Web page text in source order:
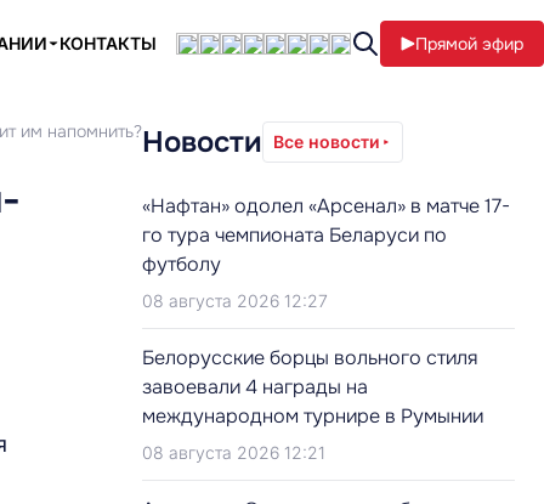
КОНТАКТЫ Прямой эфир
им напомнить?Новости Все новости
«Нафтан» одолел «Арсенал» в матче 17-
го тура чемпионата Беларуси по
футболу
08 августа 2026 12:27
Белорусские борцы вольного стиля
завоевали 4 награды на
международном турнире в Румынии
08 августа 2026 12:21